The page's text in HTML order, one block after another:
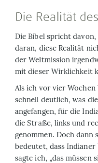
Die Realität
Die Bibel spricht
daran, diese Realität
der Weltmission
mit dieser Wirklichkeit
Als ich vor vier
schnell deutlich, was
angefangen, für die
die Straße, links und
genommen. Doch dann
bedeutet, dass Indianer
sagte ich, „das müssen